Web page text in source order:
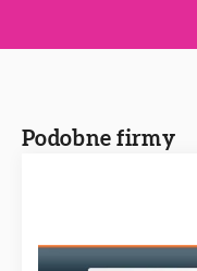
Podobne firmy